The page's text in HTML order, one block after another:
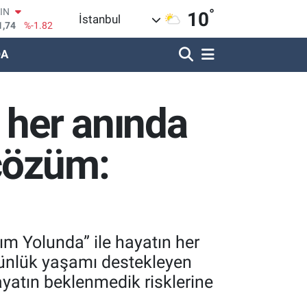
%0.02
%0
İstanbul 10°
anında
Yolunda” ile hayatın her
yaşamı destekleyen
beklenmedik risklerine